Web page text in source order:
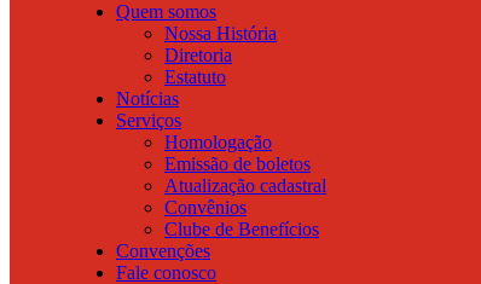
Quem somos
Nossa História
Diretoria
Estatuto
Notícias
Serviços
Homologação
Emissão de boletos
Atualização cadastral
Convênios
Clube de Benefícios
Convenções
Fale conosco